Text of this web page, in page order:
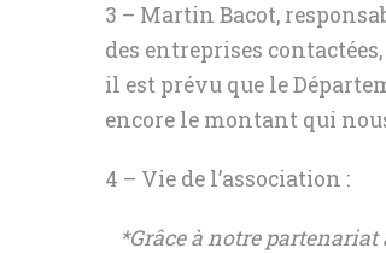
3 – Martin Bacot,
des entreprises
il est prévu que le
encore le montant qui
4 – Vie de l’association :
*Grâce à notre